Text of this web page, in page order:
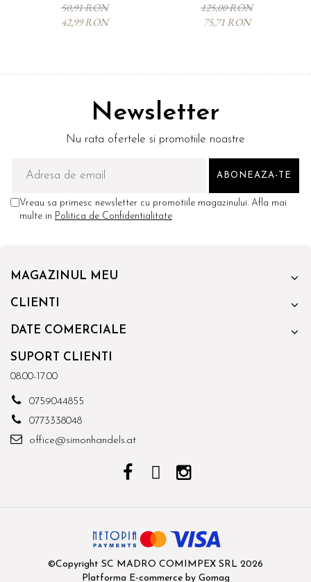
50,91 RON
42,99 RON
125,00 RON
75,71 RON
Newsletter
Nu rata ofertele si promotiile noastre
Vreau sa primesc newsletter cu promotiile magazinului. Afla mai
multe in Politica de Confidentialitate
MAGAZINUL MEU
CLIENTI
DATE COMERCIALE
SUPORT CLIENTI
08.00-17.00
0759044855
0773338048
office@simonhandels.at
©Copyright SC MADRO COMIMPEX SRL 2026
Platforma E-commerce by Gomag